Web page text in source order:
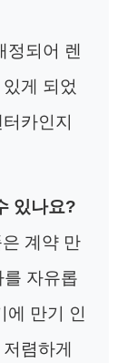
정되어 렌
게 되었
카인지
있나요?
계약 만
를 자유롭
에 만기 인
렴하게